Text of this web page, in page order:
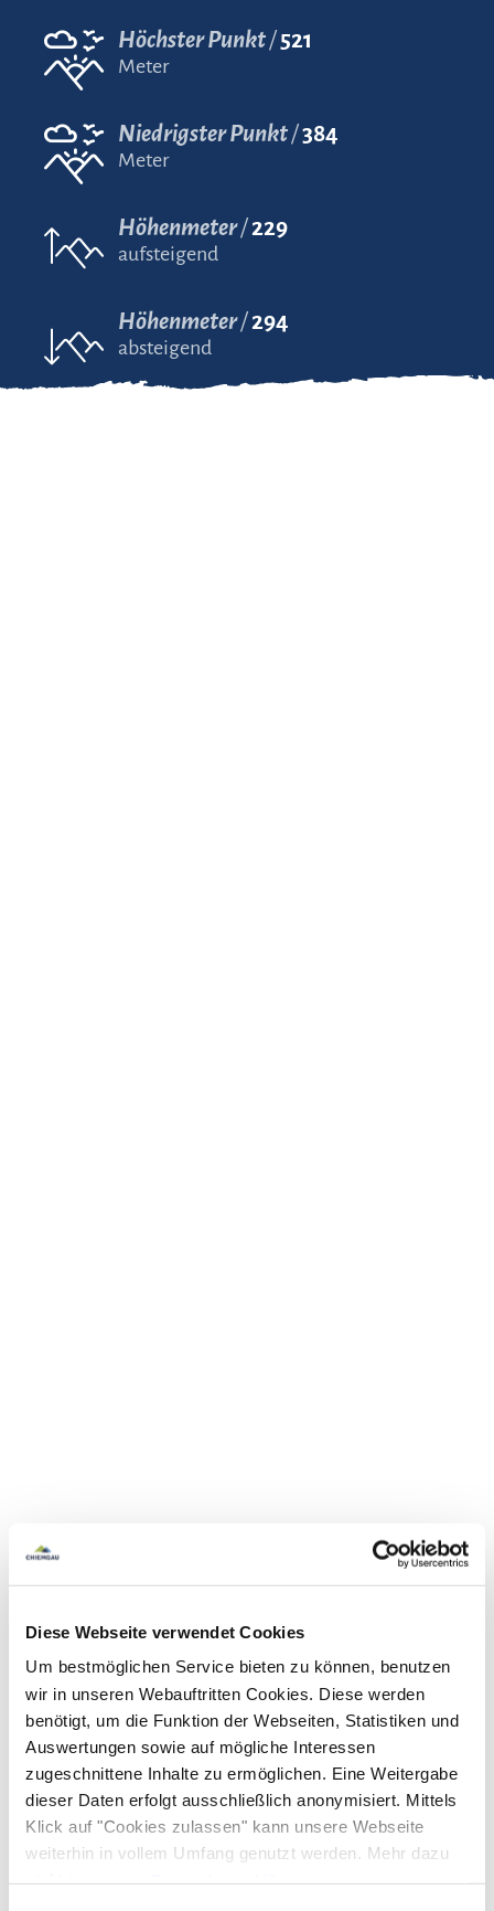
Diese Webseite verwendet Cookies
Um bestmöglichen Service bieten zu können, benutzen
wir in unseren Webauftritten Cookies. Diese werden
benötigt, um die Funktion der Webseiten, Statistiken und
Auswertungen sowie auf mögliche Interessen
zugeschnittene Inhalte zu ermöglichen. Eine Weitergabe
dieser Daten erfolgt ausschließlich anonymisiert. Mittels
Klick auf "Cookies zulassen" kann unsere Webseite
weiterhin in vollem Umfang genutzt werden. Mehr dazu
steht in unserer Datenschutzerklärung.
Höchster Punkt 521
Meter
Niedrigster Punkt 384
Meter
Höhenmeter 229
aufsteigend
Höhenmeter 294
absteigend